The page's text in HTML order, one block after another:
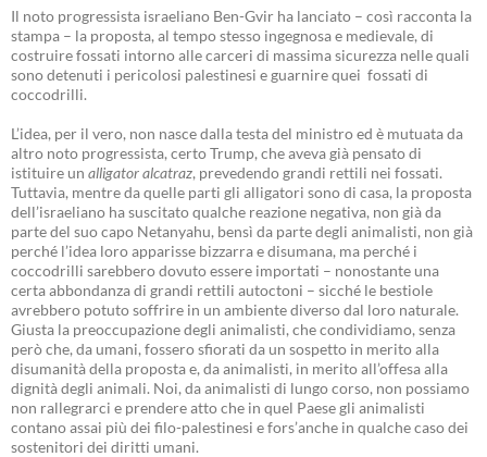
Il noto progressista israeliano Ben-Gvir ha lanciato – così racconta la
stampa – la proposta, al tempo stesso ingegnosa e medievale, di
costruire fossati intorno alle carceri di massima sicurezza nelle quali
sono detenuti i pericolosi palestinesi e guarnire quei fossati di
coccodrilli.
L’idea, per il vero, non nasce dalla testa del ministro ed è mutuata da
altro noto progressista, certo Trump, che aveva già pensato di
istituire un alligator alcatraz, prevedendo grandi rettili nei fossati.
Tuttavia, mentre da quelle parti gli alligatori sono di casa, la proposta
dell’israeliano ha suscitato qualche reazione negativa, non già da
parte del suo capo Netanyahu, bensì da parte degli animalisti, non già
perché l’idea loro apparisse bizzarra e disumana, ma perché i
coccodrilli sarebbero dovuto essere importati – nonostante una
certa abbondanza di grandi rettili autoctoni – sicché le bestiole
avrebbero potuto soffrire in un ambiente diverso dal loro naturale.
Giusta la preoccupazione degli animalisti, che condividiamo, senza
però che, da umani, fossero sfiorati da un sospetto in merito alla
disumanità della proposta e, da animalisti, in merito all’offesa alla
dignità degli animali. Noi, da animalisti di lungo corso, non possiamo
non rallegrarci e prendere atto che in quel Paese gli animalisti
contano assai più dei filo-palestinesi e fors’anche in qualche caso dei
sostenitori dei diritti umani.